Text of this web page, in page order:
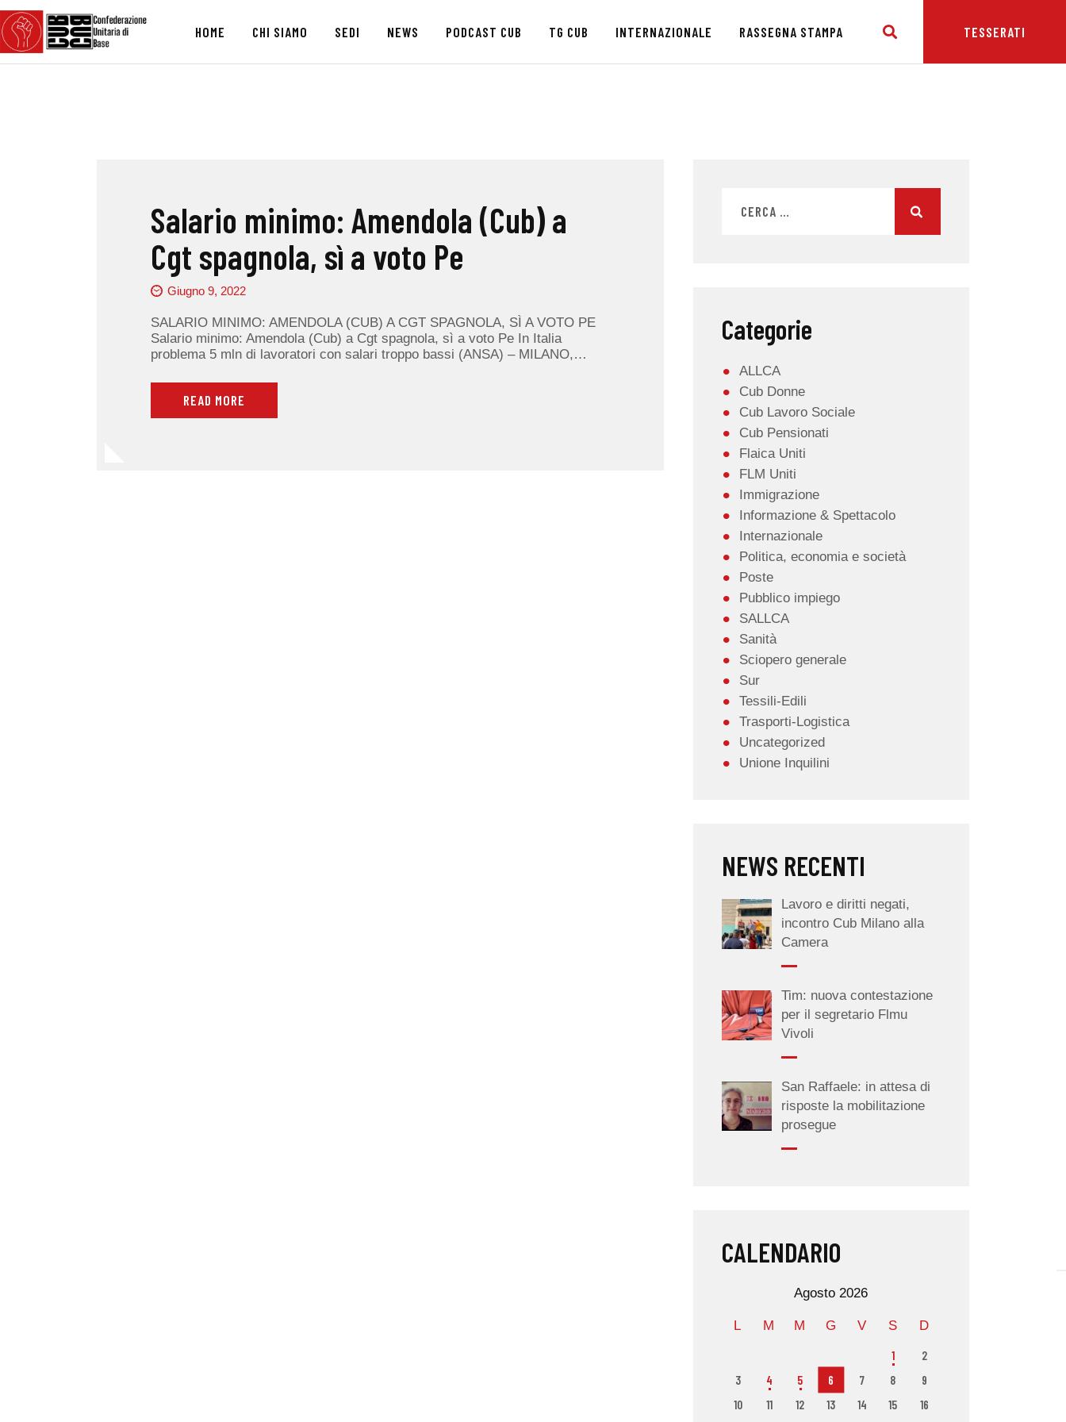
HOME CHI SIAMO SEDI NEWS PODCAST CUB TG CUB INTERNAZIONALE RASSEGNA STAMPA TESSERATI
HOME
CHI SIAMO
TG CUB
RASSEGNA STAMPA
Salario minimo: Amendola (Cub) a
Cgt spagnola, sì a voto Pe
Giugno 9, 2022
SALARIO MINIMO: AMENDOLA (CUB) A CGT SPAGNOLA, SÌ A VOTO PE
Salario minimo: Amendola (Cub) a Cgt spagnola, sì a voto Pe In Italia
problema 5 mln di lavoratori con salari troppo bassi (ANSA) – MILANO,…
READ MORE
Categorie
ALLCA
Cub Donne
Cub Lavoro Sociale
Cub Pensionati
Flaica Uniti
FLM Uniti
Immigrazione
Informazione & Spettacolo
Internazionale
Politica, economia e società
Poste
Pubblico impiego
SALLCA
Sanità
Sciopero generale
Sur
Tessili-Edili
Trasporti-Logistica
Uncategorized
Unione Inquilini
NEWS RECENTI
Lavoro e diritti negati,
incontro Cub Milano alla
Camera
Tim: nuova contestazione
per il segretario Flmu
Vivoli
San Raffaele: in attesa di
risposte la mobilitazione
prosegue
CALENDARIO
Agosto 2026
L M M G V S D
1
2
3
4 5 6 7 8
9
10
11 12 13 14 15
16